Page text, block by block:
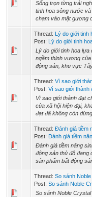
Sống trọn từng trải
tinh hoa sông nước
chạm vào mặt gương
Thread: Lý do giới tinh
Post: Lý do giới tinh
Lý do giới tinh hoa
ngầm thịnh vượng
động sản, khu vực Tây
Thread: Vì sao giới
Post: Vì sao giới thành
Vì sao giới thành đạt
của xã hội hiện đại,
đạt đã không còn
Thread: Đánh giá tiềm
Post: Đánh giá tiềm
Đánh giá tiềm năng
động sản thủ đô
sản phẩm bất động
Thread: So sánh
Post: So sánh Noble
So sánh Noble